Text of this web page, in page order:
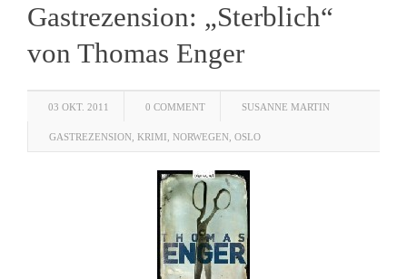
Gastrezension: „Sterblich“
von Thomas Enger
03 OKT. 2011 0 COMMENT SUSANNE MARTIN
GASTREZENSION KRIMI NORWEGEN OSLO